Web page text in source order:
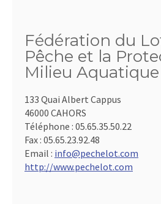
Fédération du
Pêche et la
Milieu Aquatique
133 Quai Albert Cappus
46000 CAHORS
Téléphone : 05.65.35.50.22
Fax : 05.65.23.92.48
Email : info@pechelot.com
http://www.pechelot.com